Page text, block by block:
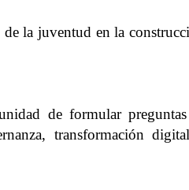
la juventud en la
de formular
transformación